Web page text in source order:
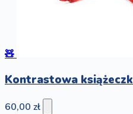
🧸
Kontrastowa
60,00 zł